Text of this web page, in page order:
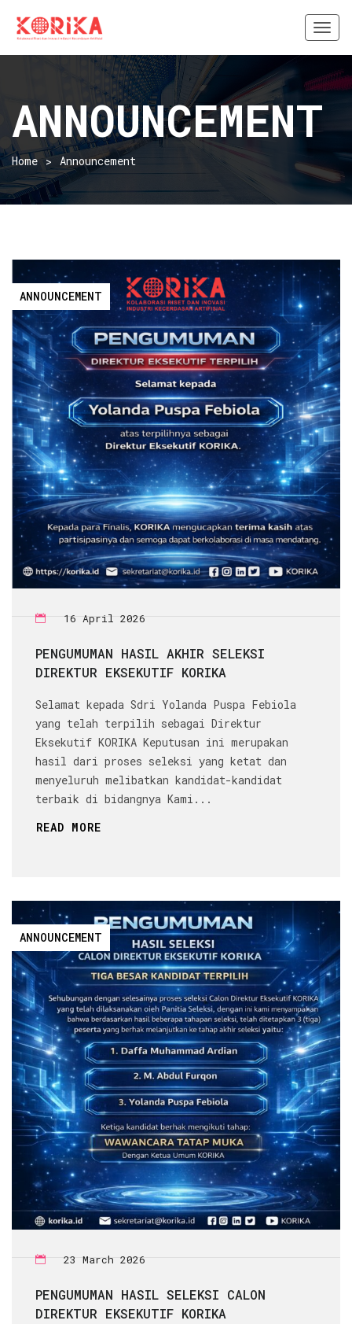
ANNOUNCEMENT
Home Announcement
ANNOUNCEMENT
16 April 2026
PENGUMUMAN HASIL AKHIR SELEKSI
DIREKTUR EKSEKUTIF KORIKA
Selamat kepada Sdri Yolanda Puspa Febiola
yang telah terpilih sebagai Direktur
Eksekutif KORIKA Keputusan ini merupakan
hasil dari proses seleksi yang ketat dan
menyeluruh melibatkan kandidat-kandidat
terbaik di bidangnya Kami...
READ MORE
ANNOUNCEMENT
23 March 2026
PENGUMUMAN HASIL SELEKSI CALON
DIREKTUR EKSEKUTIF KORIKA